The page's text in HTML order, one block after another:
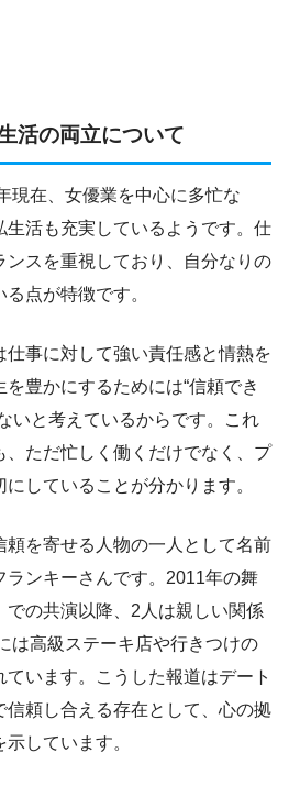
活の両立について
現在、女優業を中心に多忙な
生活も充実しているようです。仕
ンスを重視しており、自分なりの
点が特徴です。
仕事に対して強い責任感と情熱を
豊かにするためには“信頼でき
いと考えているからです。これ
、ただ忙しく働くだけでなく、プ
していることが分かります。
頼を寄せる人物の一人として名前
ランキーさんです。2011年の舞
での共演以降、2人は親しい関係
は高級ステーキ店や行きつけの
います。こうした報道はデート
信頼し合える存在として、心の拠
しています。